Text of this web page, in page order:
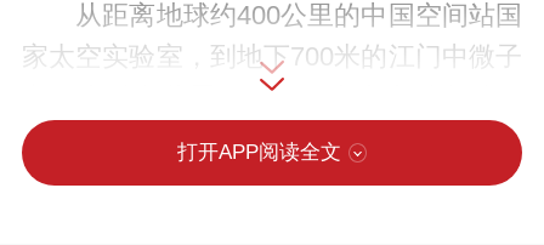
从距离地球约400公里的中国空间站国
家太空实验室，到地下700米的江门中微子
实验大科学装置；从合肥未来大科学城的
紧凑型聚变能实验装置建设，到大山深处
的“中国天眼”观测一线。新征程上，处处活
打开APP阅读全文